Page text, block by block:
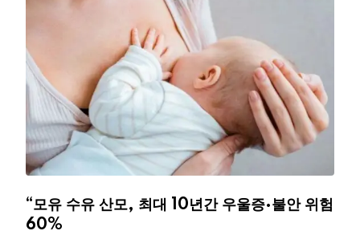
“모유 수유 산모, 최대 10년간 우울증·불안 위험
60%